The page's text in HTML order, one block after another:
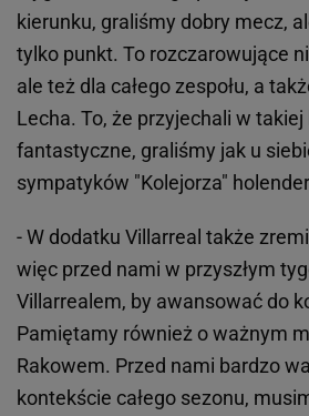
kierunku, graliśmy dobry mecz,
tylko punkt. To rozczarowujące
ale też dla całego zespołu, a
Lecha. To, że przyjechali w
fantastyczne, graliśmy jak u
sympatyków "Kolejorza"
- W dodatku Villarreal także
więc przed nami w przyszłym
Villarrealem, by awansować do
Pamiętamy również o ważnym
Rakowem. Przed nami bardzo
kontekście całego sezonu,